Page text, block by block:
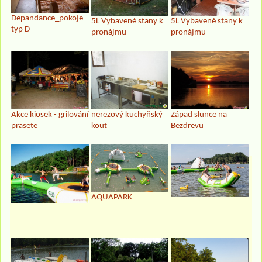
Depandance_pokoje
typ D
5L Vybavené stany k
pronájmu
5L Vybavené stany k
pronájmu
Akce kiosek - grilování
prasete
nerezový kuchyňský
kout
Západ slunce na
Bezdrevu
AQUAPARK